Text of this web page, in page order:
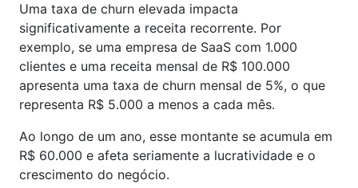
Uma taxa de churn elevada impacta
significativamente a receita recorrente. Por
exemplo, se uma empresa de SaaS com 1.000
clientes e uma receita mensal de R$ 100.000
apresenta uma taxa de churn mensal de 5%, o que
representa R$ 5.000 a menos a cada mês.
Ao longo de um ano, esse montante se acumula em
R$ 60.000 e afeta seriamente a lucratividade e o
crescimento do negócio.